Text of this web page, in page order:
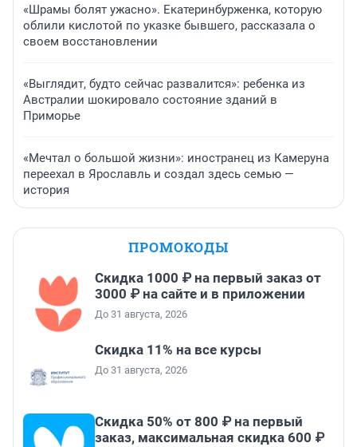
«Шрамы болят ужасно». Екатеринбурженка, которую
облили кислотой по указке бывшего, рассказала о
своем восстановлении
«Выглядит, будто сейчас развалится»: ребенка из
Австралии шокировало состояние зданий в
Приморье
«Мечтал о большой жизни»: иностранец из Камеруна
переехал в Ярославль и создал здесь семью —
история
ПРОМОКОДЫ
Скидка 1000 ₽ на первый заказ от
3000 ₽ на сайте и в приложении
До 31 августа, 2026
Скидка 11% на все курсы
До 31 августа, 2026
Скидка 50% от 800 ₽ на первый
заказ, максимальная скидка 600 ₽